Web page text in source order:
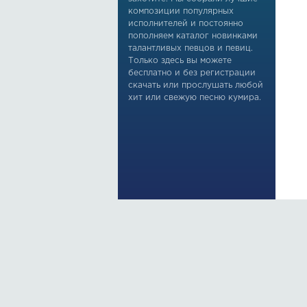
композиции популярных
исполнителей и постоянно
пополняем каталог новинками
талантливых певцов и певиц.
Только здесь вы можете
бесплатно и без регистрации
скачать или прослушать любой
хит или свежую песню кумира.